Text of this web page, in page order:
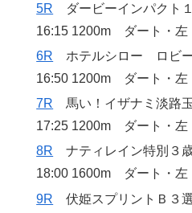
5R ダービーインパクト
16:15 1200m ダート・
6R ホテルシロー ロビー
16:50 1200m ダート・
7R 馬い！イザナミ淡路
17:25 1200m ダート・
8R ナティレイン特別３
18:00 1600m ダート・
9R 伏姫スプリントＢ３